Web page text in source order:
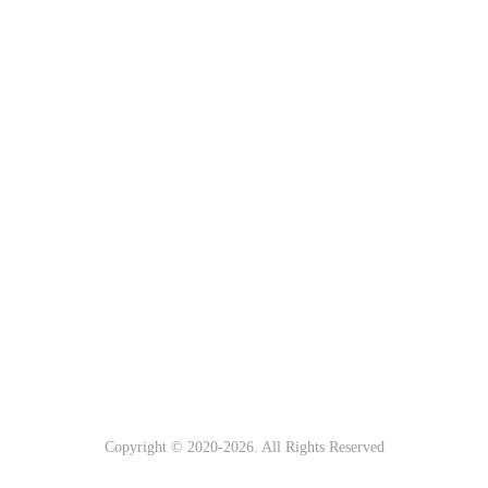
Copyright © 2020-2026. All Rights Reserved